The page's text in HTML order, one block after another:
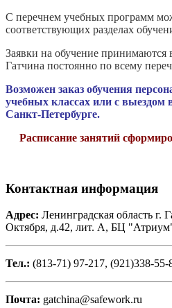
С перечнем учебных программ
соответствующих разделах
Заявки на обучение принимаются
Гатчина постоянно по всему
Возможен заказ обучения
учебных классах или с выездом
Санкт-Петербурге.
Расписание занятий
Контактная информация
Адрес: Ленинградская область г.
Октября, д.42, лит. А, БЦ
Тел.: (813-71) 97-217, (921)338-55-
Почта: gatchina@safework.ru